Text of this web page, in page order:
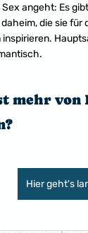
Sex angeht: Es
die sie für
mehr von
Hier geht's